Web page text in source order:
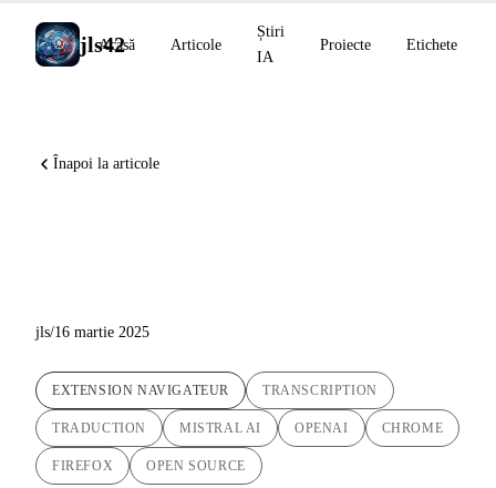
jls42
Acasă Articole
Știri
IA
Proiecte Etichete
Înapoi la articole
jls/16 martie 2025
EXTENSION NAVIGATEUR TRANSCRIPTION
TRADUCTION MISTRAL AI OPENAI CHROME
FIREFOX OPEN SOURCE